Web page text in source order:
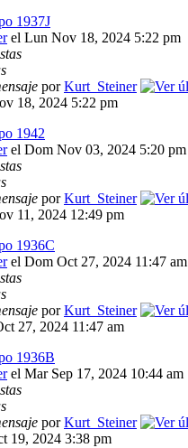
1937J
el Lun Nov 18, 2024 5:22 pm
porKurt_Steiner
18, 2024 5:22 pm
1942
el Dom Nov 03, 2024 5:20 pm
porKurt_Steiner
11, 2024 12:49 pm
1936C
el Dom Oct 27, 2024 11:47 am
porKurt_Steiner
27, 2024 11:47 am
1936B
el Mar Sep 17, 2024 10:44 am
porKurt_Steiner
19, 2024 3:38 pm